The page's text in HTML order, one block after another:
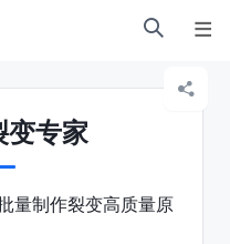
 
变专家
量制作裂变高质量原
